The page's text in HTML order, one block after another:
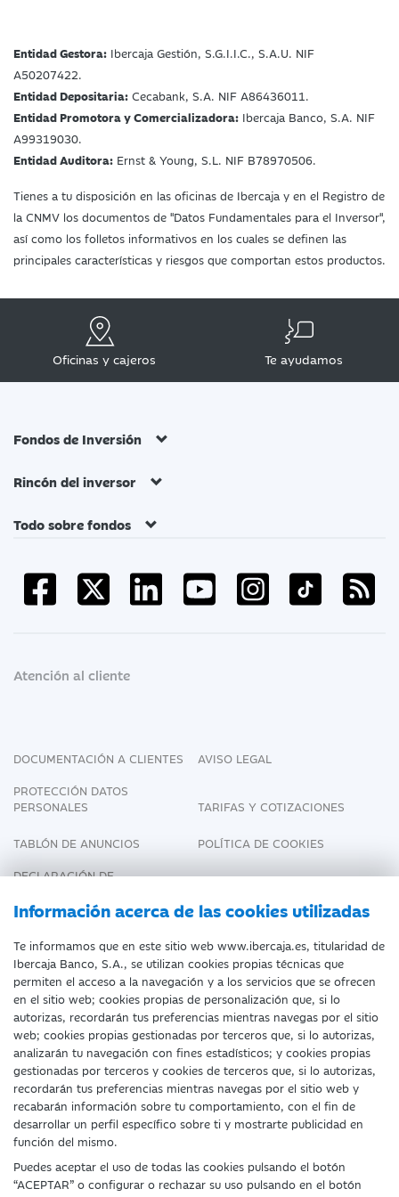
Información acerca de las cookies utilizadas
Te informamos que en este sitio web www.ibercaja.es, titularidad de
Ibercaja Banco, S.A., se utilizan cookies propias técnicas que
permiten el acceso a la navegación y a los servicios que se ofrecen
en el sitio web; cookies propias de personalización que, si lo
autorizas, recordarán tus preferencias mientras navegas por el sitio
web; cookies propias gestionadas por terceros que, si lo autorizas,
analizarán tu navegación con fines estadísticos; y cookies propias
gestionadas por terceros y cookies de terceros que, si lo autorizas,
recordarán tus preferencias mientras navegas por el sitio web y
recabarán información sobre tu comportamiento, con el fin de
desarrollar un perfil específico sobre ti y mostrarte publicidad en
función del mismo.
Puedes aceptar el uso de todas las cookies pulsando el botón
“ACEPTAR” o configurar o rechazar su uso pulsando en el botón
Entidad Gestora: Ibercaja Gestión, S.G.I.I.C., S.A.U. NIF
A50207422.
Entidad Depositaria: Cecabank, S.A. NIF A86436011.
Entidad Promotora y Comercializadora: Ibercaja Banco, S.A. NIF
A99319030.
Entidad Auditora: Ernst & Young, S.L. NIF B78970506.
Tienes a tu disposición en las oficinas de Ibercaja y en el Registro de
la CNMV los documentos de "Datos Fundamentales para el Inversor",
así como los folletos informativos en los cuales se definen las
principales características y riesgos que comportan estos productos.
Oficinas y cajeros Te ayudamos
Fondos de Inversión
Rincón del inversor
Todo sobre fondos
Atención al cliente
DOCUMENTACIÓN A CLIENTES
AVISO LEGAL
PROTECCIÓN DATOS
PERSONALES
TARIFAS Y COTIZACIONES
TABLÓN DE ANUNCIOS
POLÍTICA DE COOKIES
DECLARACIÓN DE
Fecha de Edición: 08/08/2026
©Ibercaja Banco, S.A. - IBERCAJA - NIF. A-
99319030 R.M. de Zaragoza (T.3865. F.1.
H.Z.-52186, Inscripc.1º).
Entidad de Crédito inscrita en el Registro
Especial del Banco de España con el código